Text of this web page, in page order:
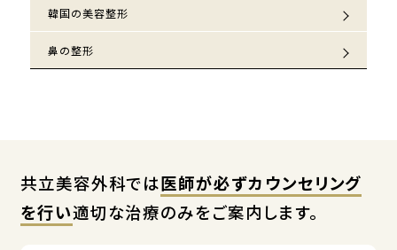
韓国の美容整形
鼻の整形
共立美容外科では医師が必ずカウンセリング
を行い適切な治療のみをご案内します。